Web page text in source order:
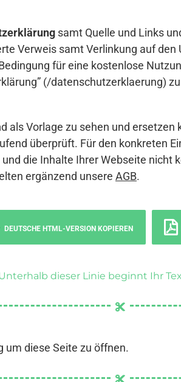
samt Quelle und Links
Verweis samt Verlinkung auf
für eine kostenlose
(/datenschutzerklaerung)
als Vorlage zu sehen und
überprüft. Für den konkreten
die Inhalte Ihrer Webseite
ergänzend unsere AGB.
DEUTSCHE HTML-VERSION KOPIEREN
dieser Linie beginnt Ihr
um diese Seite zu öffnen.